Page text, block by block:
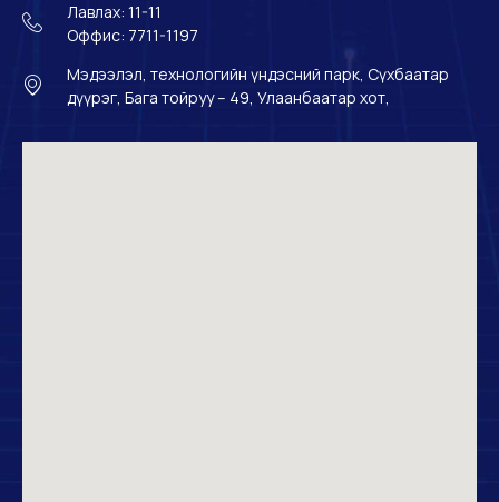
Лавлах: 11-11
Оффис: 7711-1197
Мэдээлэл, технологийн үндэсний парк, Сүхбаатар
дүүрэг, Бага тойруу – 49, Улаанбаатар хот,